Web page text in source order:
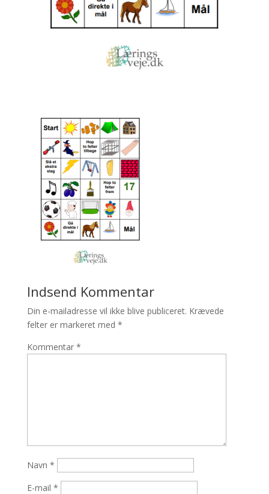
Indsend Kommentar
Din e-mailadresse vil ikke blive publiceret. Krævede
felter er markeret med *
Kommentar *
Navn *
E-mail *